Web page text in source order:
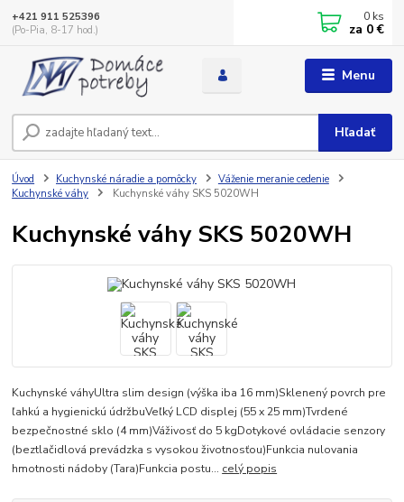
Menu
Hľadať
+421 911 525396
(Po-Pia, 8-17 hod.)
0 ks
za 0 €
Úvod Kuchynské náradie a pomôcky
Váženie meranie cedenie
Kuchynské váhy
Kuchynské váhy SKS 5020WH
Kuchynské váhy SKS 5020WH
Kuchynské váhyUltra slim design (výška iba 16 mm)Sklenený povrch pre
ľahkú a hygienickú údržbuVeľký LCD displej (55 x 25 mm)Tvrdené
bezpečnostné sklo (4 mm)Váživosť do 5 kgDotykové ovládacie senzory
(beztlačidlová prevádzka s vysokou životnosťou)Funkcia nulovania
hmotnosti nádoby (Tara)Funkcia postu... celý popis